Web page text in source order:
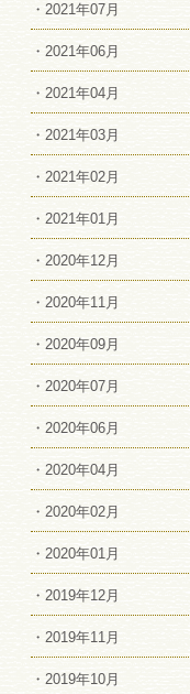
・2021年07月
・2021年06月
・2021年04月
・2021年03月
・2021年02月
・2021年01月
・2020年12月
・2020年11月
・2020年09月
・2020年07月
・2020年06月
・2020年04月
・2020年02月
・2020年01月
・2019年12月
・2019年11月
・2019年10月